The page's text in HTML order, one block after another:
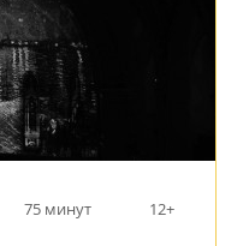
75 минут 12+